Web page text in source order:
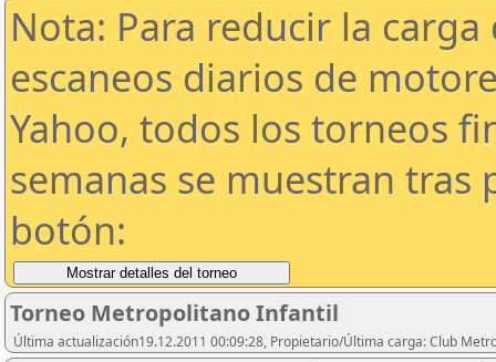
Nota: Para reducir la
escaneos diarios de
Yahoo, todos los torneos
semanas se muestran tras
botón:
Torneo Metropolitano Infantil
Última actualización19.12.2011 00:09:28, Propietario/Última carga: Club